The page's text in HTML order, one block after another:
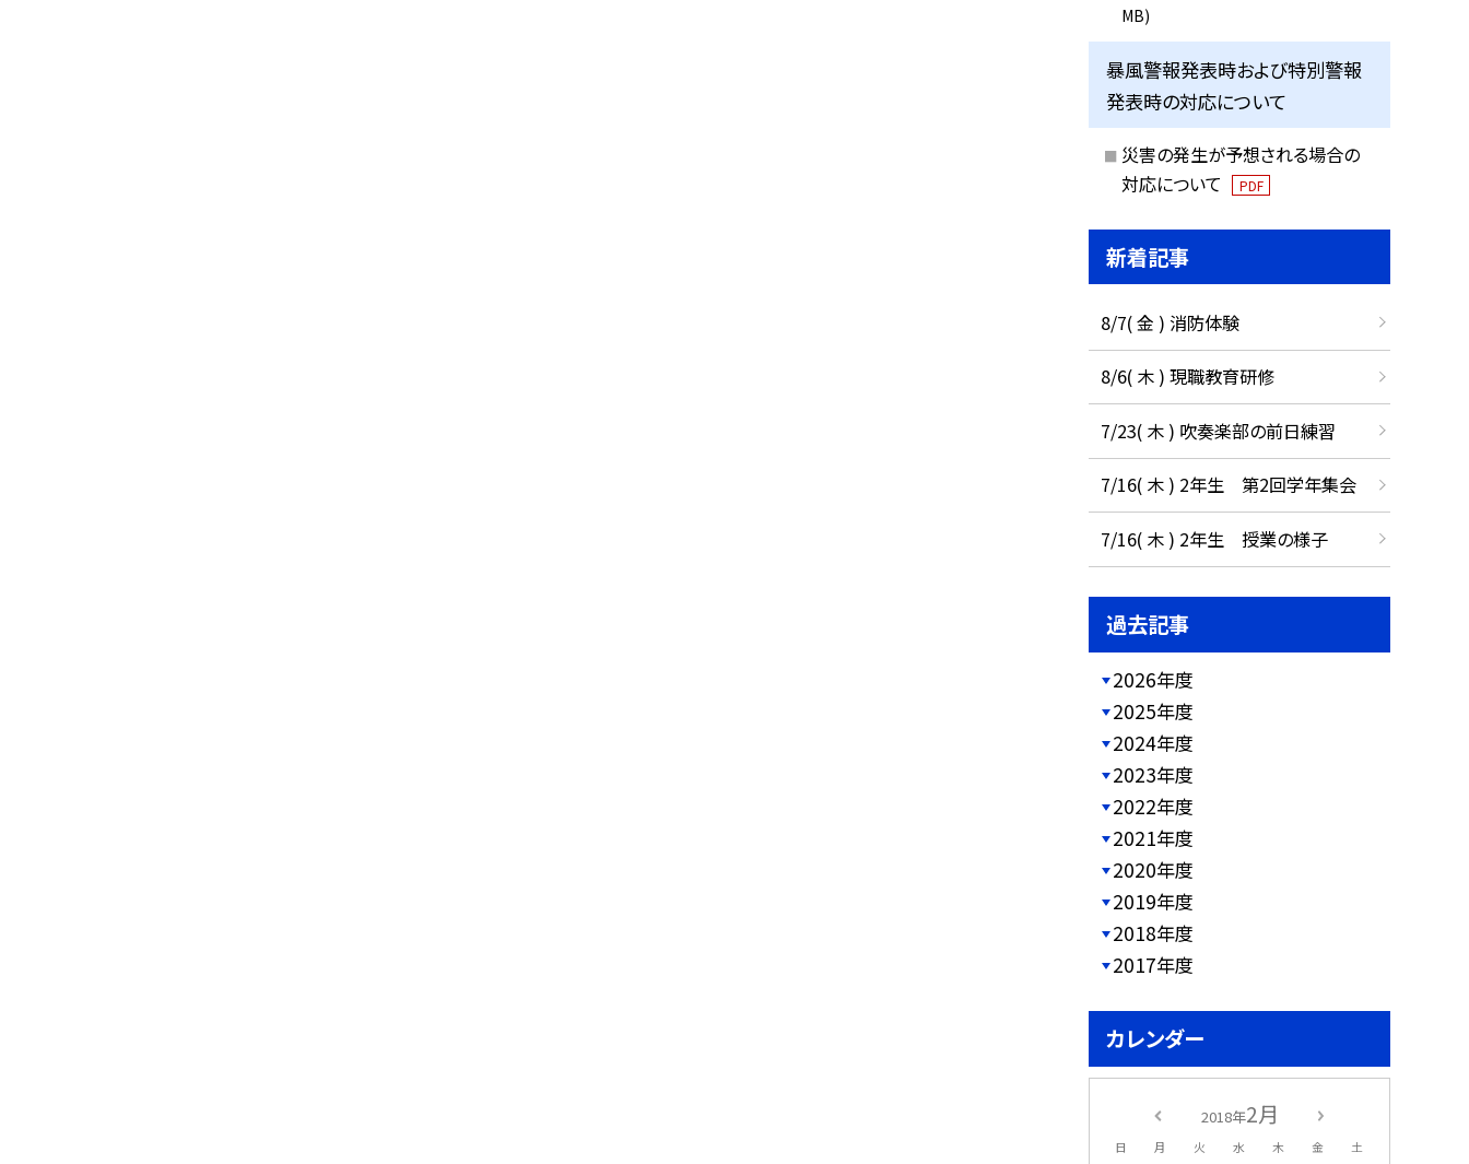
MB)
暴風警報発表時および特別警報
発表時の対応について
災害の発生が予想される場合の
対応について
PDF
新着記事
8/7( 金 ) 消防体験
8/6( 木 ) 現職教育研修
7/23( 木 ) 吹奏楽部の前日練習
7/16( 木 ) 2年生 第2回学年集会
7/16( 木 ) 2年生 授業の様子
過去記事
2026年度
2025年度
2024年度
2023年度
2022年度
2021年度
2020年度
2019年度
2018年度
2017年度
カレンダー
2018年2月
日 月 火 水 木 金 土